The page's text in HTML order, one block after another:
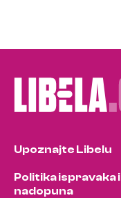
Upoznajte Libelu
Politika ispravaka i
nadopuna